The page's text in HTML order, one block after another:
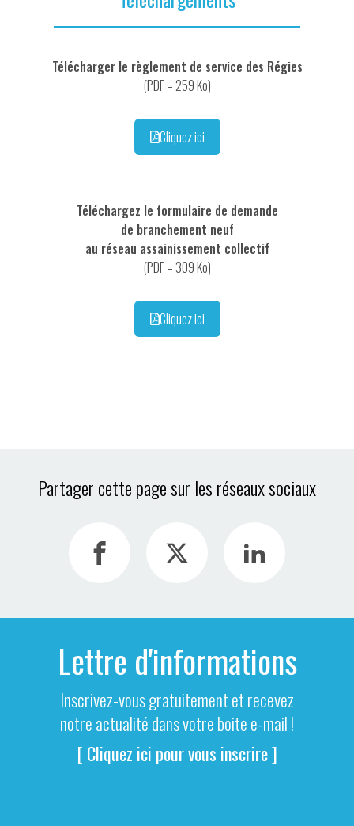
Télécharger le règlement de service des Régies
(PDF – 259 Ko)
Cliquez ici
Téléchargez le formulaire de demande
de branchement neuf
au réseau assainissement collectif
(PDF – 309 Ko)
Cliquez ici
Partager cette page sur les réseaux sociaux
Lettre d'informations
Inscrivez-vous gratuitement et recevez
notre actualité dans votre boite e-mail !
[ Cliquez ici pour vous inscrire ]